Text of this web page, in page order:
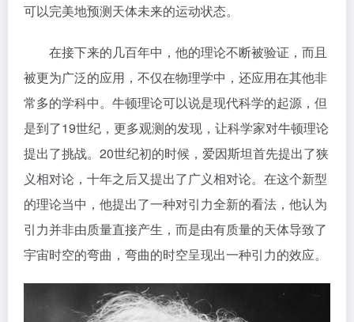
可以完美地预测天体未来的运动状态。
在接下来的几百年中，他的理论不断被验证，而且
被更为广泛的应用，不仅在物理学中，还应用在其他非
常多的学科中。牛顿理论可以说是现代科学的起源，但
是到了19世纪，更多观测的发现，让科学家对牛顿理论
提出了挑战。20世纪初的时候，爱因斯坦首先提出了狭
义相对论，十年之后又提出了广义相对论。在这个新型
的理论当中，他提出了一种对引力全新的看法，他认为
引力并非由质量直接产生，而是由有质量的天体导致了
宇宙时空的弯曲，弯曲的时空呈现出一种引力的效应。